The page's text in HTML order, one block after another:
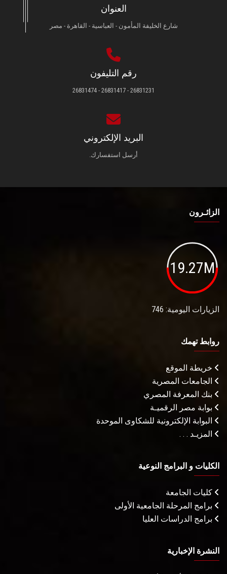
العنوان
شارع الخليفة المأمون - العباسية - القاهرة - مصر
رقم التليفون
26831231 - 26831417 - 26831474
البريد الإلكتروني
أرسل استفسارك.
الزائـرون
19.27M
الزيارات اليومية: 746
روابط تهمك
خريطة الموقع
الجامعات المصرية
بنك المعرفة المصري
بوابة مصر الرقميـة
البوابة الإلكترونية للشكاوى الموحدة
المزيـد . . .
الكليات و البرامج النوعية
كليات الجامعة
برامج المرحلة الجامعية الأولى
برامج الدراسات العليا
النشرة الإخبارية